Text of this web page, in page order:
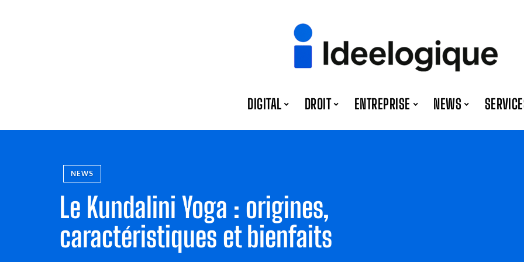
DIGITAL DROIT ENTREPRISE NEWS
NEWS
Le Kundalini Yoga : origines,
caractéristiques et bienfaits